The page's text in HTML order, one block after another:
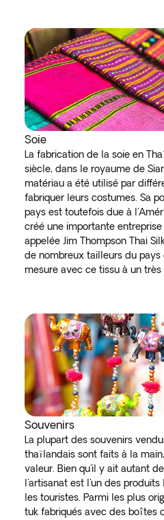
Soie
La fabrication de la soie en
siècle, dans le royaume de
matériau a été utilisé par
fabriquer leurs costumes. Sa
pays est toutefois due à
créé une importante
appelée Jim Thompson Thai
de nombreux tailleurs du
mesure avec ce tissu à un très
Souvenirs
La plupart des souvenirs
thaïlandais sont faits à la
valeur. Bien qu'il y ait autant
l'artisanat est l'un des
les touristes. Parmi les plus
tuk fabriqués avec des boîtes